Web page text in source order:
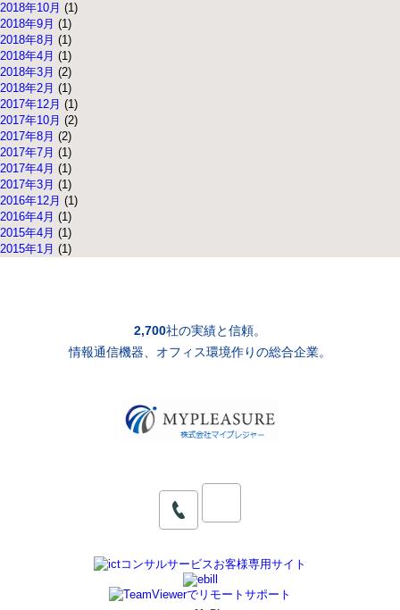
2018年10月 (1)
2018年9月 (1)
2018年8月 (1)
2018年4月 (1)
2018年3月 (2)
2018年2月 (1)
2017年12月 (1)
2017年10月 (2)
2017年8月 (2)
2017年7月 (1)
2017年4月 (1)
2017年3月 (1)
2016年12月 (1)
2016年4月 (1)
2015年4月 (1)
2015年1月 (1)
2,700社の実績と信頼。
情報通信機器、オフィス環境作りの総合企業。